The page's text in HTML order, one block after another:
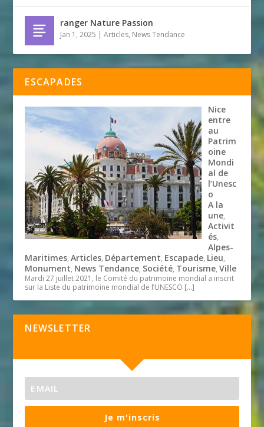
ranger Nature Passion
Jan 1, 2025 |Articles, News Tendance
ESCAPADES
Nice
entre
au
Patrim
oine
Mondi
al de
l’Unesc
o
A la
une,
Activit
és,
Alpes-
Maritimes,Articles, Département, Escapade, Lieu,
Monument, News Tendance, Société, Tourisme,Ville
Mardi 27 juillet 2021, le Comité du patrimoine mondial a inscrit
sur la Liste du patrimoine mondial de l’UNESCO […]
NEWSLETTER
Je m'inscris